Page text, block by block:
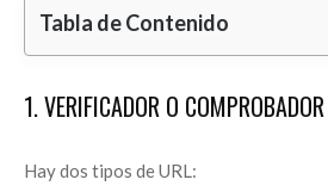
Tabla de Contenido
1. VERIFICADOR O
Hay dos tipos de URL: